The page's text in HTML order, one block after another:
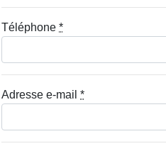
Téléphone *
Adresse e-mail *